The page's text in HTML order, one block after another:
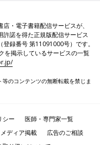
・電子書籍配信サービスが、
許諾を得た正規版配信サービス
録番号 第11091000号）です。
を掲示しているサービスの一覧
のコンテンツの無断転載を禁じま
シー
医師・専門家一覧
ディア掲載
広告のご相談